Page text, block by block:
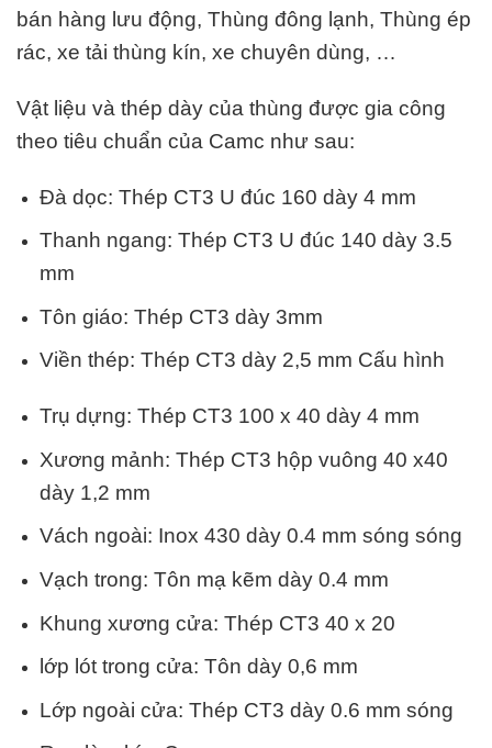
bán hàng lưu động, Thùng đông lạnh, Thùng ép
rác, xe tải thùng kín, xe chuyên dùng, …
Vật liệu và thép dày của thùng được gia công
theo tiêu chuẩn của Camc như sau:
Đà dọc: Thép CT3 U đúc 160 dày 4 mm
Thanh ngang: Thép CT3 U đúc 140 dày 3.5
mm
Tôn giáo: Thép CT3 dày 3mm
Viền thép: Thép CT3 dày 2,5 mm Cấu hình
Trụ dựng: Thép CT3 100 x 40 dày 4 mm
Xương mảnh: Thép CT3 hộp vuông 40 x40
dày 1,2 mm
Vách ngoài: Inox 430 dày 0.4 mm sóng sóng
Vạch trong: Tôn mạ kẽm dày 0.4 mm
Khung xương cửa: Thép CT3 40 x 20
lớp lót trong cửa: Tôn dày 0,6 mm
Lớp ngoài cửa: Thép CT3 dày 0.6 mm sóng